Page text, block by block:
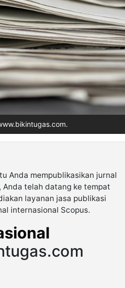
Anda mempublikasikan jurnal
telah datang ke tempat
layanan jasa publikasi
internasional Scopus.